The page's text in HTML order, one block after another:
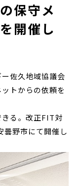
保守メ
開催し
佐久地域協議会
トからの依頼を
きる。改正FIT対
曇野市にて開催し